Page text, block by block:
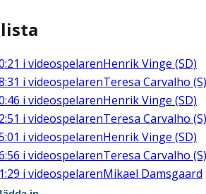
i videospelarenHenrik Vinge (SD)
i videospelarenTeresa Carvalho (S)
i videospelarenHenrik Vinge (SD)
i videospelarenTeresa Carvalho (S)
i videospelarenHenrik Vinge (SD)
i videospelarenTeresa Carvalho (S)
i videospelarenMikael Damsgaard